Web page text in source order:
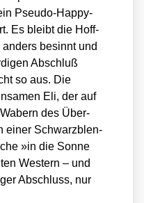
Pseu­do-Hap­py-
Es bleibt die Hoff­
besinnt und
Abschluß
so aus. Die
Eli, der auf
des Über­
einer Schwarz­blen­
»in die Son­ne
Wes­tern – und
Abschluss, nur